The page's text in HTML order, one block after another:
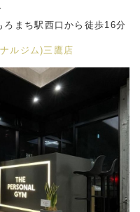
まち駅西口から徒歩16分
ルジム)三鷹店